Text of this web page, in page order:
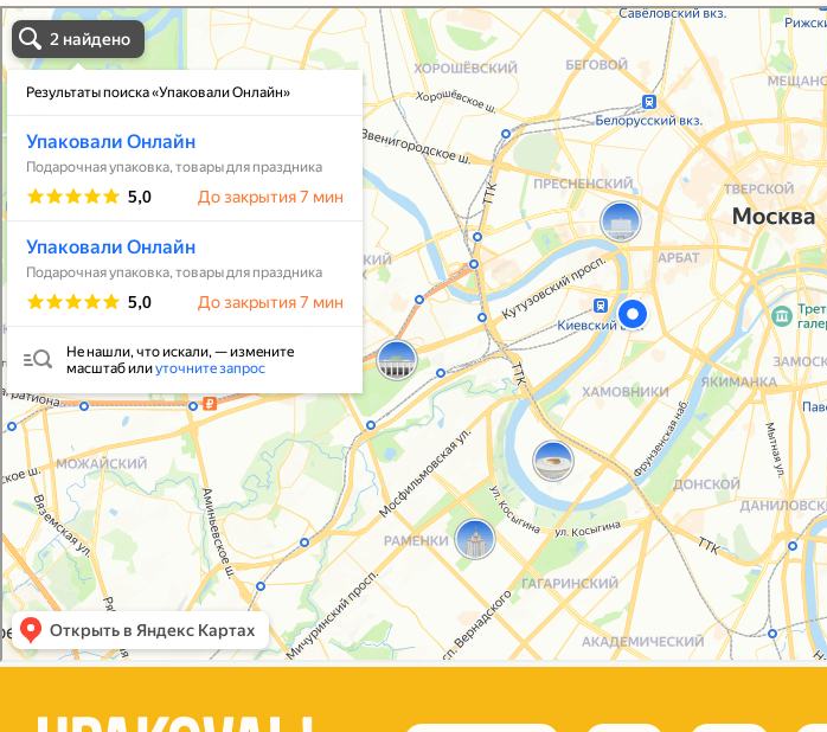
Упаковали Онлайн в Москве
Москва
Согласие на обработку персональных данных
Политика конфиденциальности
© 2021-2025, ООО "УПАКОВАЛИ ОНЛАЙН"
О
Услуги Блог
Каталог
Упаковать подарок
В личный кабинет